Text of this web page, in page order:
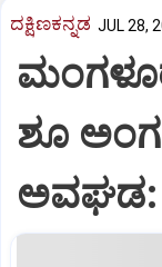
ದಕ್ಷಿಣಕನ್ನಡ JUL 28,
ಶೂ
ಅವಘಡ: